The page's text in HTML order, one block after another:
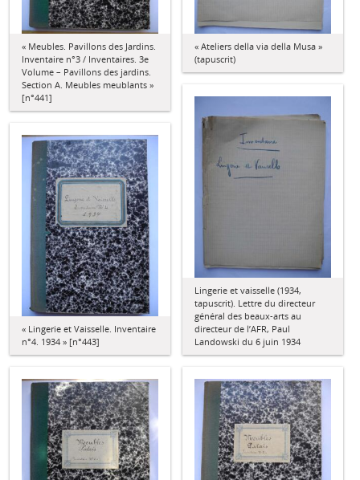
« Meubles. Pavillons des Jardins.
Inventaire n°3 / Inventaires. 3e
Volume – Pavillons des jardins.
Section A. Meubles meublants »
[n°441]
« Ateliers della via della Musa »
(tapuscrit)
Lingerie et vaisselle (1934,
tapuscrit). Lettre du directeur
général des beaux-arts au
directeur de l’AFR, Paul
Landowski du 6 juin 1934
« Lingerie et Vaisselle. Inventaire
n°4. 1934 » [n°443]